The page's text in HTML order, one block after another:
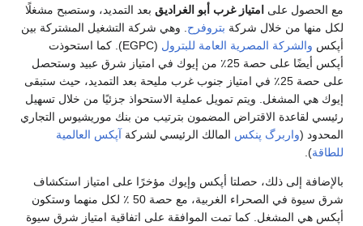
مع الحصول على
امتياز غرب أبو الغراديق بعد التمديد، وستصبح مشغلًا
لكل منها من خلال شركة بتروفرح. وهي شركة التشغيل المشتركة بين
أپكس والشركة المصرية العامة للبترول
(EGPC). كما استحوذت
أپكس أيضًا على حصة 25٪ من إيوك في امتياز شرق عبيد وستحصل
على حصة 25٪ في امتياز جنوب غرب مليحة بعد التمديد، حيث ستبقى
إيوك هي المشغل. ويتم تمويل عملية الاستحواذ جزئيًا من خلال تسهيل
رئيسي لقاعدة الاقتراض المضمون بترتيب من بنك موريشيوس التجاري
المحدود (واربرگ پنكس المالك الرئيسي لشركة آپكس العالمية
للطاقة).
بالإضافة إلى ذلك، حصلتا أپكس وإيوك مؤخرًا على امتياز استكشاف
شرق سيوة في الصحراء الغربية، مع حصة 50 ٪ لكل منهما وستكون
أپكس هي المشغل. كما تمت الموافقة على اتفاقية امتياز شرق سيوة